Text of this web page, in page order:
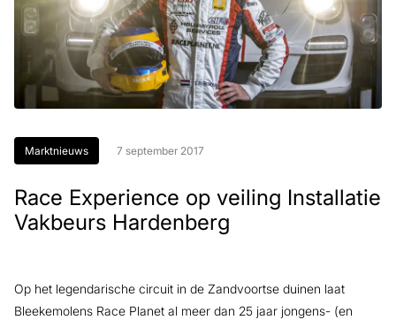
Marktnieuws 7 september 2017
Race Experience op veiling Installatie
Vakbeurs Hardenberg
Op het legendarische circuit in de Zandvoortse duinen laat
Bleekemolens Race Planet al meer dan 25 jaar jongens- (en